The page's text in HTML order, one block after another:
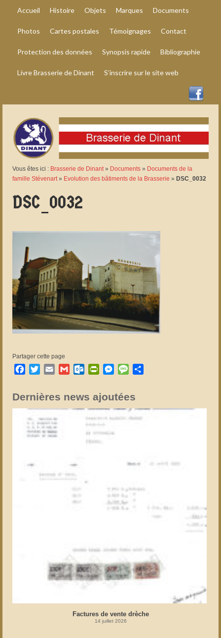
Accueil Histoire Objets Marques Documents
Photos Cartes postales Témoignages Contact
Protection des données Synopsis rapide Bibliographie
Livre Brasserie de Dinant S’inscrire sur le site web
Vous êtes ici : Brasserie de Dinant» Documents » Documents de la
famille Stévenart» Evolution des bâtiments de la Brasserie » DSC_0032
DSC_0032
Partager cette page
Facebook
TwitterEmail GmailOutlook.com
PrintFriendly
Messenger
Message
Dernières news ajoutées
Factures de vente drèche
14 juillet 2026